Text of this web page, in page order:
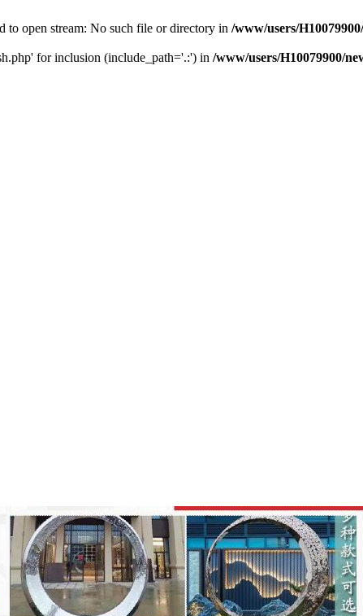
to open stream: No such file or directory in /www/users/
for inclusion (include_path='.:') in /www/users/H10079900/